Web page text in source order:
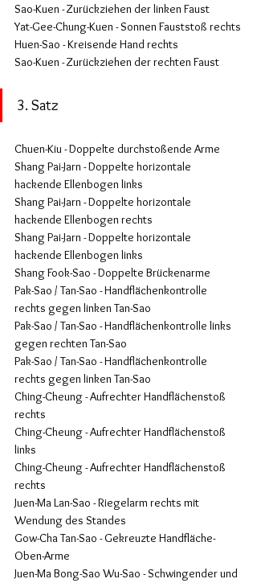
Sao-Kuen - Zurückziehen der linken Faust
Yat-Gee-Chung-Kuen - Sonnen Fauststoß rechts
Huen-Sao - Kreisende Hand rechts
Sao-Kuen - Zurückziehen der rechten Faust
3. Satz
Chuen-Kiu - Doppelte durchstoßende Arme
Shang Pai-Jarn - Doppelte horizontale
hackende Ellenbogen links
Shang Pai-Jarn - Doppelte horizontale
hackende Ellenbogen rechts
Shang Pai-Jarn - Doppelte horizontale
hackende Ellenbogen links
Shang Fook-Sao - Doppelte Brückenarme
Pak-Sao / Tan-Sao - Handflächenkontrolle
rechts gegen linken Tan-Sao
Pak-Sao / Tan-Sao - Handflächenkontrolle links
gegen rechten Tan-Sao
Pak-Sao / Tan-Sao - Handflächenkontrolle
rechts gegen linken Tan-Sao
Ching-Cheung - Aufrechter Handflächenstoß
rechts
Ching-Cheung - Aufrechter Handflächenstoß
links
Ching-Cheung - Aufrechter Handflächenstoß
rechts
Juen-Ma Lan-Sao - Riegelarm rechts mit
Wendung des Standes
Gow-Cha Tan-Sao - Gekreuzte Handfläche-
Oben-Arme
Juen-Ma Bong-Sao Wu-Sao - Schwingender und